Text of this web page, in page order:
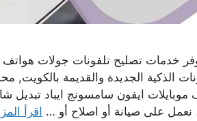
خدمات تصليح تلفونات جولات هواتف
الذكية الجديدة والقديمة
موبايلات ايفون سامسونج ايباد
نعمل على صيانة أو اصلاح أو …
اقرأ